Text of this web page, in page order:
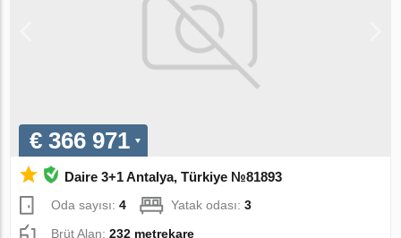
€ 366 971
Daire 3+1 Antalya, Türkiye №81893
Oda sayısı:4 Yatak odası:3
Brüt Alan:232 metrekare